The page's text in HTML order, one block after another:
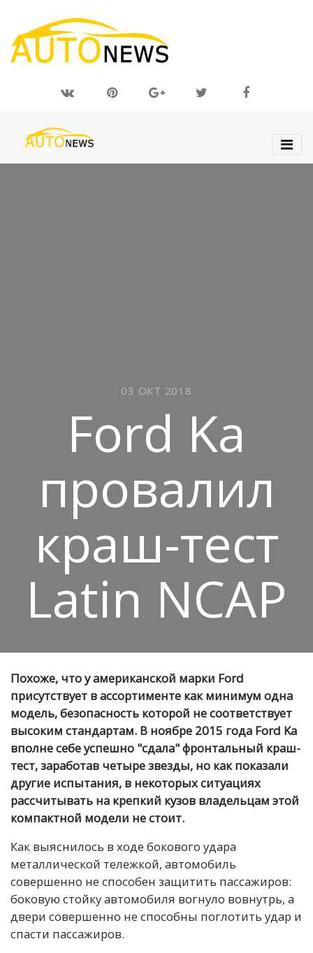
03 ОКТ 2018
Ford Ka
провалил
краш-тест
Latin NCAP
Похоже, что у американской марки Ford
присутствует в ассортименте как минимум одна
модель, безопасность которой не соответствует
высоким стандартам. В ноябре 2015 года Ford Ka
вполне себе успешно "сдала" фронтальный краш-
тест, заработав четыре звезды, но как показали
другие испытания, в некоторых ситуациях
рассчитывать на крепкий кузов владельцам этой
компактной модели не стоит.
Как выяснилось в ходе бокового удара
металлической тележкой, автомобиль
совершенно не способен защитить пассажиров:
боковую стойку автомобиля вогнуло вовнутрь, а
двери совершенно не способны поглотить удар и
спасти пассажиров.